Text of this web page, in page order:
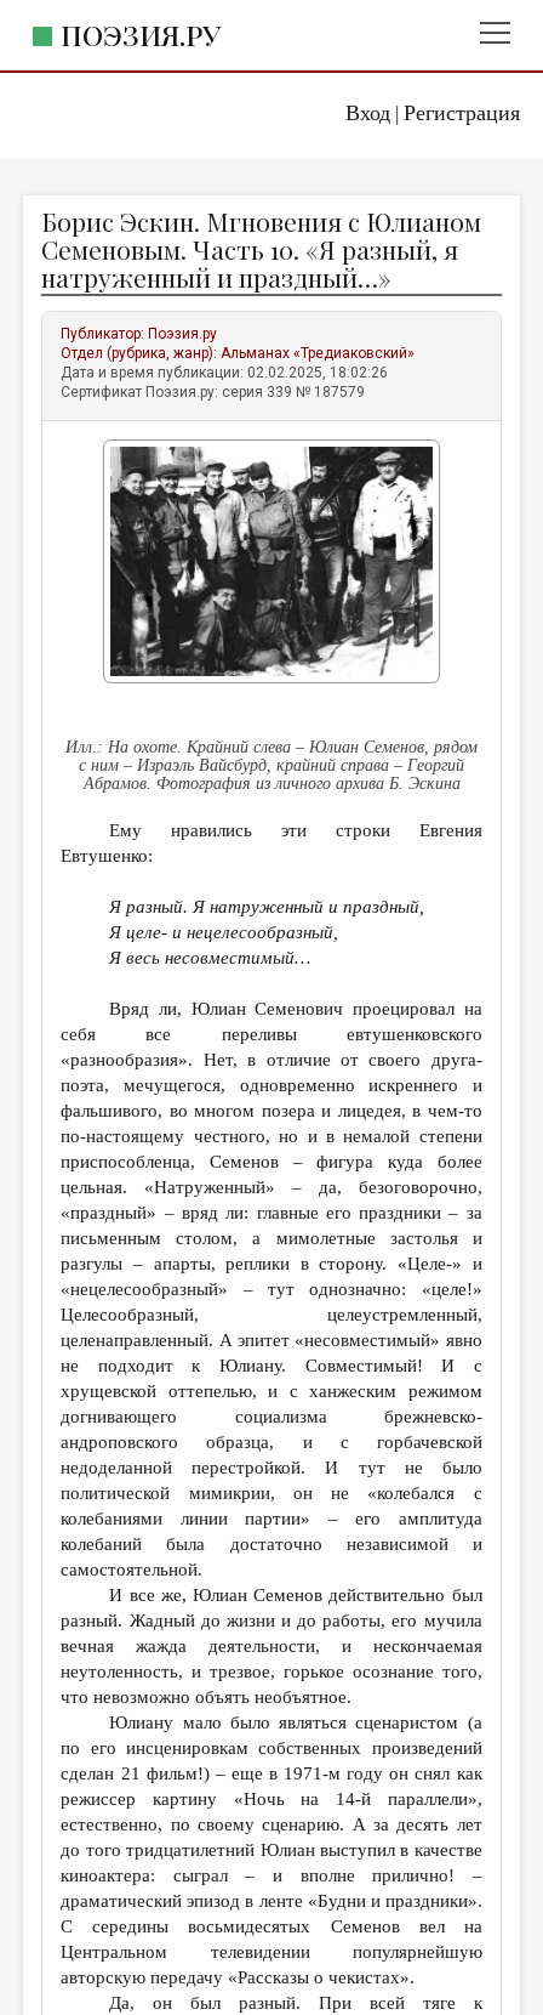
Вход| Регистрация
ПОЭЗИЯ.РУ
ЖАНРЫ
АВТОРЫ
КОММЕНТАРИИ
ЛИТСАЛОН
НОВОСТИ
ПРАВИЛА САЙТА
ОТДЕЛЫ И РУБРИКИ
ИЗБРАННОЕ
ДАЙДЖЕСТ
ПРОИЗВЕДЕНИЯ
ПЕРЕВОДЫ
ДЕТСКАЯ КОМНАТА
КНИЖНАЯ ПОЛКА
ОБЗОР ЛИТЕРАТУРЫ
ОБЪЯВЛЕНИЯ
РЕДКОЛЛЕГИЯ
ОТ РЕДАКЦИИ
МАЛАЯ ПРОЗА
ЭССЕИСТИКА
ЛИТЕРАТУРОВЕДЕНИЕ
КУЛЬТУРОВЕДЕНИЕ
ПУБЛИЦИСТИКА
РЕЦЕНЗИРОВАНИЕ
ЦИКЛЫ ПУБЛИКАЦИЙ
ТРЕДИАКОВСКИЙ
МЕДИА
ВКОНТАКТЕ
Борис Эскин. Мгновения с Юлианом
Семеновым. Часть 10. «Я разный, я
натруженный и праздный…»
Публикатор: Поэзия.ру
Отдел (рубрика, жанр):Альманах «Тредиаковский»
Дата и время публикации: 02.02.2025, 18:02:26
Сертификат Поэзия.ру: серия 339 № 187579
На охоте. Крайний слева – Юлиан Семенов, рядом
с ним – Израэль Вайсбурд, крайний справа – Георгий
Абрамов. Фотография из личного архива Б. Эскина
Ему нравились эти строки Евгения
Евтушенко:
Я разный. Я натруженный и праздный,
Я целе- и нецелесообразный,
Я весь несовместимый…
Вряд ли, Юлиан Семенович проецировал на
себя все переливы евтушенковского
«разнообразия». Нет, в отличие от своего друга-
поэта, мечущегося, одновременно искреннего и
фальшивого, во многом позера и лицедея, в чем-то
по-настоящему честного, но и в немалой степени
приспособленца, Семенов – фигура куда более
цельная. «Натруженный» – да, безоговорочно,
«праздный» – вряд ли: главные его праздники – за
письменным столом, а мимолетные застолья и
разгулы – апарты, реплики в сторону. «Целе-» и
«нецелесообразный» – тут однозначно: «целе!»
Целесообразный, целеустремленный,
целенаправленный. А эпитет «несовместимый» явно
не подходит к Юлиану. Совместимый! И с
хрущевской оттепелью, и с ханжеским режимом
догнивающего социализма брежневско-
андроповского образца, и с горбачевской
недоделанной перестройкой. И тут не было
политической мимикрии, он не «колебался с
колебаниями линии партии» – его амплитуда
колебаний была достаточно независимой и
самостоятельной.
И все же, Юлиан Семенов действительно был
разный. Жадный до жизни и до работы, его мучила
вечная жажда деятельности, и нескончаемая
неутоленность, и трезвое, горькое осознание того,
что невозможно объять необъятное.
Юлиану мало было являться сценаристом (а
по его инсценировкам собственных произведений
сделан 21 фильм!) – еще в 1971-м году он снял как
режиссер картину «Ночь на 14-й параллели»,
естественно, по своему сценарию. А за десять лет
до того тридцатилетний Юлиан выступил в качестве
киноактера: сыграл – и вполне прилично! –
драматический эпизод в ленте «Будни и праздники».
С середины восьмидесятых Семенов вел на
Центральном телевидении популярнейшую
авторскую передачу «Рассказы о чекистах».
Да, он был разный. При всей тяге к